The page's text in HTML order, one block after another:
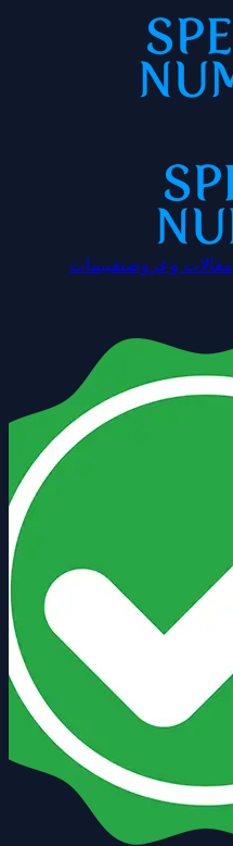
مقالات وعروضتقييمات